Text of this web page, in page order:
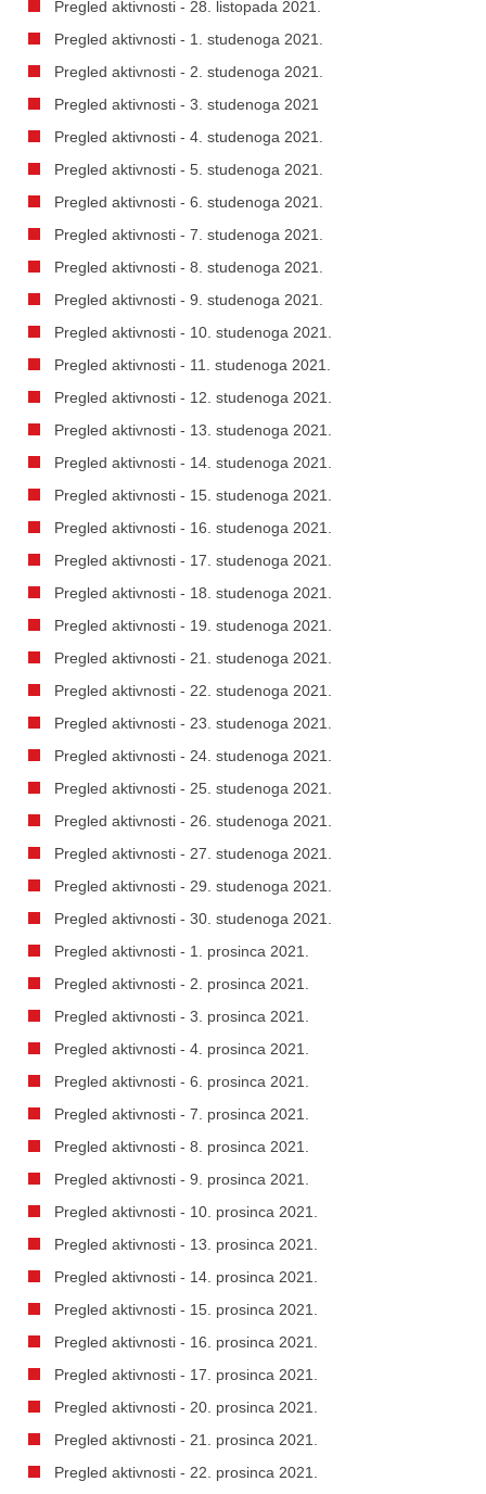
Pregled aktivnosti - 28. listopada 2021.
Pregled aktivnosti - 1. studenoga 2021.
Pregled aktivnosti - 2. studenoga 2021.
Pregled aktivnosti - 3. studenoga 2021
Pregled aktivnosti - 4. studenoga 2021.
Pregled aktivnosti - 5. studenoga 2021.
Pregled aktivnosti - 6. studenoga 2021.
Pregled aktivnosti - 7. studenoga 2021.
Pregled aktivnosti - 8. studenoga 2021.
Pregled aktivnosti - 9. studenoga 2021.
Pregled aktivnosti - 10. studenoga 2021.
Pregled aktivnosti - 11. studenoga 2021.
Pregled aktivnosti - 12. studenoga 2021.
Pregled aktivnosti - 13. studenoga 2021.
Pregled aktivnosti - 14. studenoga 2021.
Pregled aktivnosti - 15. studenoga 2021.
Pregled aktivnosti - 16. studenoga 2021.
Pregled aktivnosti - 17. studenoga 2021.
Pregled aktivnosti - 18. studenoga 2021.
Pregled aktivnosti - 19. studenoga 2021.
Pregled aktivnosti - 21. studenoga 2021.
Pregled aktivnosti - 22. studenoga 2021.
Pregled aktivnosti - 23. studenoga 2021.
Pregled aktivnosti - 24. studenoga 2021.
Pregled aktivnosti - 25. studenoga 2021.
Pregled aktivnosti - 26. studenoga 2021.
Pregled aktivnosti - 27. studenoga 2021.
Pregled aktivnosti - 29. studenoga 2021.
Pregled aktivnosti - 30. studenoga 2021.
Pregled aktivnosti - 1. prosinca 2021.
Pregled aktivnosti - 2. prosinca 2021.
Pregled aktivnosti - 3. prosinca 2021.
Pregled aktivnosti - 4. prosinca 2021.
Pregled aktivnosti - 6. prosinca 2021.
Pregled aktivnosti - 7. prosinca 2021.
Pregled aktivnosti - 8. prosinca 2021.
Pregled aktivnosti - 9. prosinca 2021.
Pregled aktivnosti - 10. prosinca 2021.
Pregled aktivnosti - 13. prosinca 2021.
Pregled aktivnosti - 14. prosinca 2021.
Pregled aktivnosti - 15. prosinca 2021.
Pregled aktivnosti - 16. prosinca 2021.
Pregled aktivnosti - 17. prosinca 2021.
Pregled aktivnosti - 20. prosinca 2021.
Pregled aktivnosti - 21. prosinca 2021.
Pregled aktivnosti - 22. prosinca 2021.